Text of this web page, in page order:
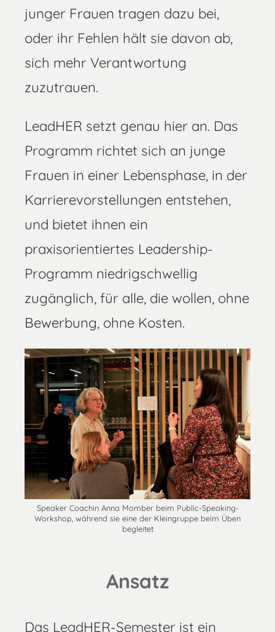
junger Frauen tragen dazu bei,
oder ihr Fehlen hält sie davon ab,
sich mehr Verantwortung
zuzutrauen.
LeadHER setzt genau hier an. Das
Programm richtet sich an junge
Frauen in einer Lebensphase, in der
Karrierevorstellungen entstehen,
und bietet ihnen ein
praxisorientiertes Leadership-
Programm niedrigschwellig
zugänglich, für alle, die wollen, ohne
Bewerbung, ohne Kosten.
Speaker Coachin Anna Momber beim Public-Speaking-
Workshop, während sie eine der Kleingruppe beim Üben
begleitet
Ansatz
Das LeadHER-Semester ist ein